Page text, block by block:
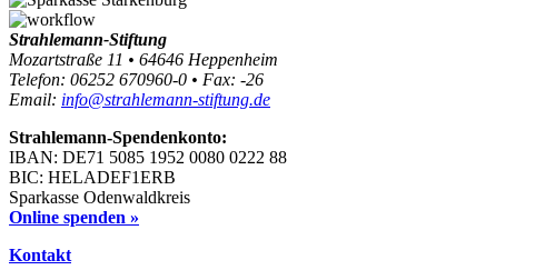
Strahlemann-Stiftung
Mozartstraße 11 • 64646 Heppenheim
Telefon: 06252 670960-0 • Fax: -26
Email: info@strahlemann-stiftung.de
Strahlemann-Spendenkonto:
IBAN: DE71 5085 1952 0080 0222 88
BIC: HELADEF1ERB
Sparkasse Odenwaldkreis
Online spenden »
Kontakt